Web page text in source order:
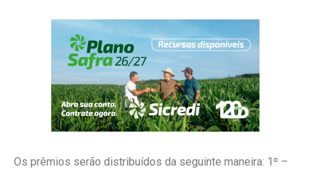
Os prêmios serão distribuídos da seguinte maneira: 1º –